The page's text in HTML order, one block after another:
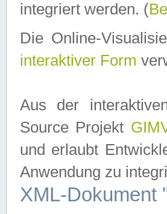
integriert werden. (
Die Online-
interaktiver Form
Aus der
Source Projekt
und erlaubt
Anwendung zu
XML-Dokument